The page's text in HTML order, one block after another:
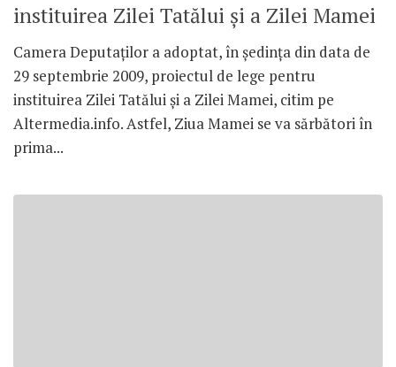
instituirea Zilei Tatălui şi a Zilei Mamei
Camera Deputaţilor a adoptat, în şedinţa din data de
29 septembrie 2009, proiectul de lege pentru
instituirea Zilei Tatălui şi a Zilei Mamei, citim pe
Altermedia.info. Astfel, Ziua Mamei se va sărbători în
prima...